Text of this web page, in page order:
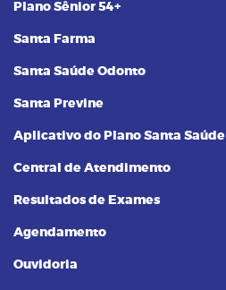
Plano Sênior 54+
Santa Farma
Santa Saúde Odonto
Santa Previne
Aplicativo do Plano Santa Saúde
Central de Atendimento
Resultados de Exames
Agendamento
Ouvidoria